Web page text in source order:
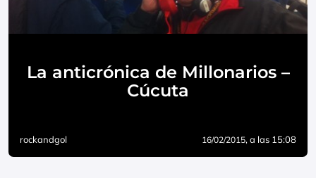
La anticrónica de Millonarios –
Cúcuta
rockandgol 16/02/2015, a las 15:08